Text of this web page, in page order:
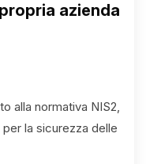
azienda
alla normativa NIS2,
la sicurezza delle